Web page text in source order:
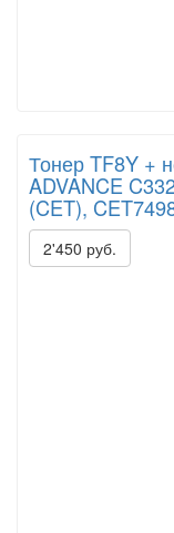
Тонер TF8Y +
ADVANCE
(CET),
2'450 руб.